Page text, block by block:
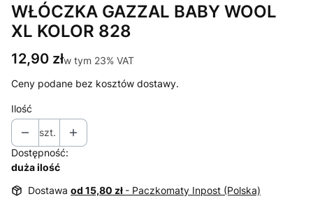
WŁÓCZKA GAZZAL BABY WOOL
XL KOLOR 828
Cena
12,90 złw tym 23% VAT
w tym 23% VAT
Ceny podane bez kosztów dostawy.
Ilość
szt.
Dostępność:
duża ilość
Dostawa od 15,80 zł - Paczkomaty Inpost (Polska)